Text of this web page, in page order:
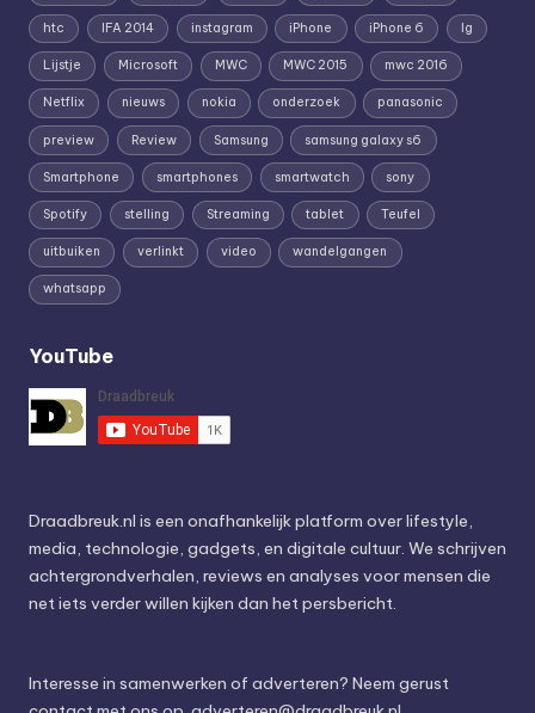
htc IFA 2014 instagram iPhone iPhone 6 lg
Lijstje Microsoft MWC MWC 2015 mwc 2016
Netflix nieuws nokia onderzoek panasonic
preview Review Samsung samsung galaxy s6
Smartphone smartphones smartwatch sony
Spotify stelling Streaming tablet Teufel
uitbuiken verlinkt video wandelgangen
whatsapp
YouTube
Draadbreuk.nl is een onafhankelijk platform over lifestyle,
media, technologie, gadgets, en digitale cultuur. We schrijven
achtergrondverhalen, reviews en analyses voor mensen die
net iets verder willen kijken dan het persbericht.
Interesse in samenwerken of adverteren? Neem gerust